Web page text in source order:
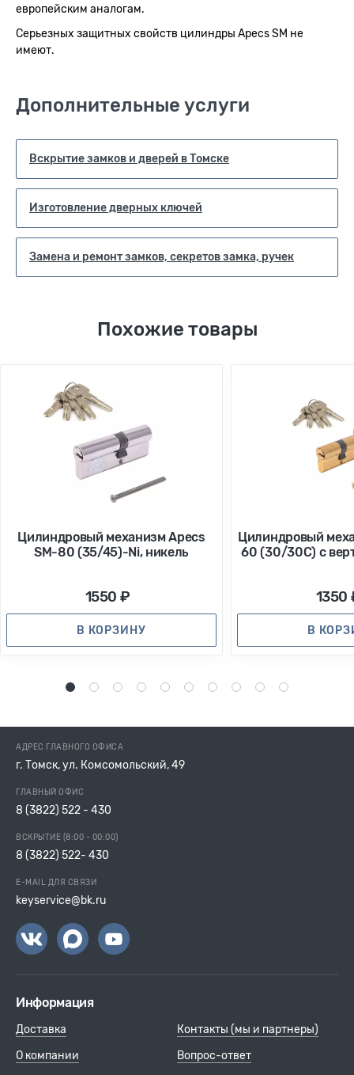
европейским аналогам.
Серьезных защитных свойств цилиндры Apecs SM не
имеют.
Дополнительные услуги
Вскрытие замков и дверей в Томске
Изготовление дверных ключей
Замена и ремонт замков, секретов замка, ручек
Похожие товары
Цилиндровый механизм Apecs
SM-80 (35/45)-Ni, никель
1550 ₽
В КОРЗИНУ
Цилиндровый
60 (30/30С) с
1350
В
1 2 3 4 5 6 7 8 9 10
АДРЕС ГЛАВНОГО ОФИСА
г. Томск, ул. Комсомольский, 49
ГЛАВНЫЙ ОФИС
8 (3822) 522 - 430
ВСКРЫТИЕ (8:00 - 00:00)
8 (3822) 522- 430
E-MAIL ДЛЯ СВЯЗИ
keyservice@bk.ru
Информация
Доставка
О компании
Контакты (мы и партнеры)
Вопрос-ответ